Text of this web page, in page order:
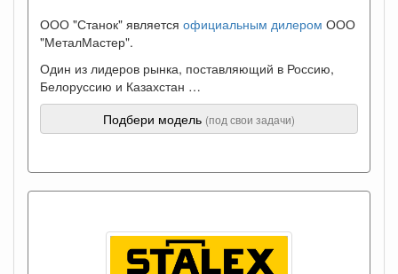
ООО "Станок" является официальным дилером ООО
"МеталМастер".
Один из лидеров рынка, поставляющий в Россию,
Белоруссию и Казахстан …
Подбери модель (под свои задачи)